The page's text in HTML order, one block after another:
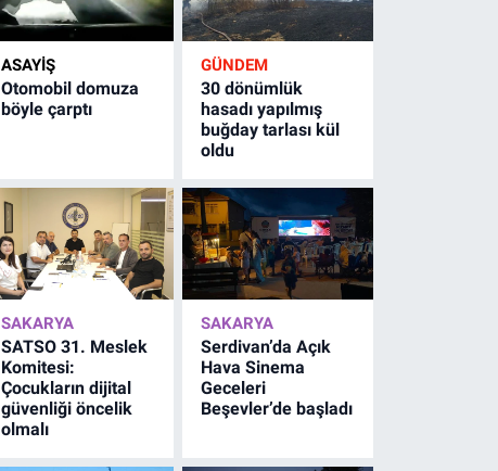
ASAYİŞ
Otomobil domuza
böyle çarptı
GÜNDEM
30 dönümlük
hasadı yapılmış
buğday tarlası kül
oldu
SAKARYA
SATSO 31. Meslek
Komitesi:
Çocukların dijital
güvenliği öncelik
olmalı
SAKARYA
Serdivan’da Açık
Hava Sinema
Geceleri
Beşevler’de başladı